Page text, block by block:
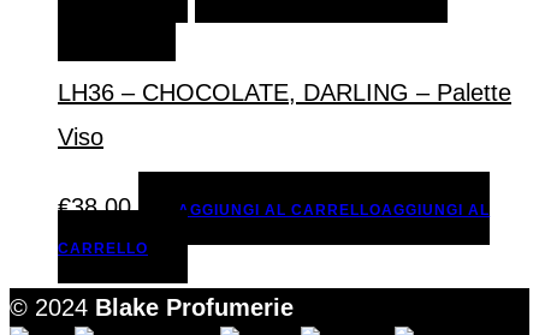
LH36 – CHOCOLATE, DARLING – Palette
Viso
€38,00 AGGIUNGI AL CARRELLOAGGIUNGI AL
CARRELLO
© 2024 Blake Profumerie